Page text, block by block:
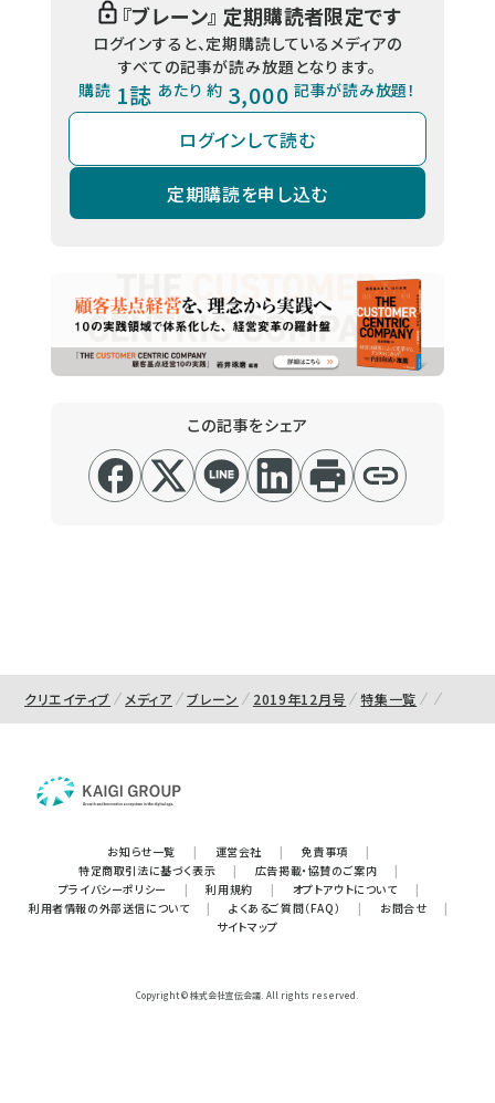
『ブレーン』 定期購読者限定です
ログインすると、定期購読しているメディアの
すべての記事が読み放題となります。
購読 1誌 あたり 約 3,000 記事が読み放題！
ログインして読む
定期購読を申し込む
この記事をシェア
クリエイティブ メディア ブレーン 2019年12月号 特集一覧
お知らせ一覧 | 運営会社 | 免責事項
|
特定商取引法に基づく表示
| 広告掲載・協賛のご案内
|
プライバシーポリシー
| 利用規約 | オプトアウトについて
|
利用者情報の外部送信について
| よくあるご質問（FAQ） | お問合せ
|
サイトマップ
Copyright © 株式会社宣伝会議. All rights reserved.